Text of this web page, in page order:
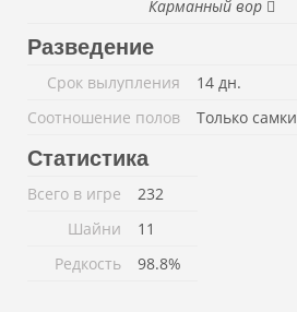
Карманный вор
Разведение
Срок вылупления
14 дн.
Соотношение полов
Только самки
Статистика
Всего в игре
232
Шайни
11
Редкость
98.8%